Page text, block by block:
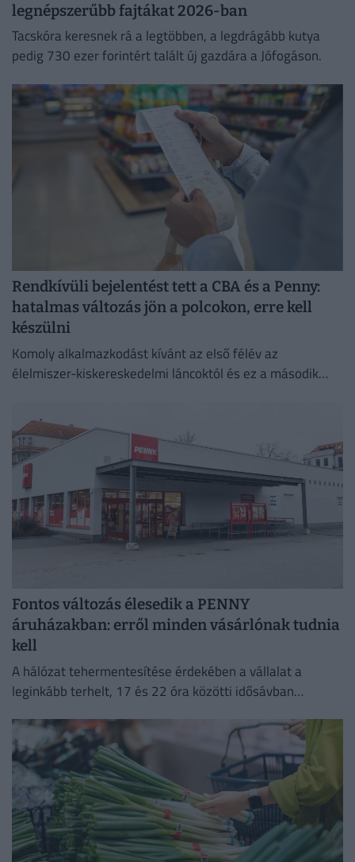
legnépszerűbb fajtákat 2026-ban
Tacskóra keresnek rá a legtöbben, a legdrágább kutya
pedig 730 ezer forintért talált új gazdára a Jófogáson.
Rendkívüli bejelentést tett a CBA és a Penny:
hatalmas változás jön a polcokon, erre kell
készülni
Komoly alkalmazkodást kívánt az első félév az
élelmiszer-kiskereskedelmi láncoktól és ez a második
Fontos változás élesedik a PENNY
áruházakban: erről minden vásárlónak tudnia
kell
A hálózat tehermentesítése érdekében a vállalat a
leginkább terhelt, 17 és 22 óra közötti idősávban